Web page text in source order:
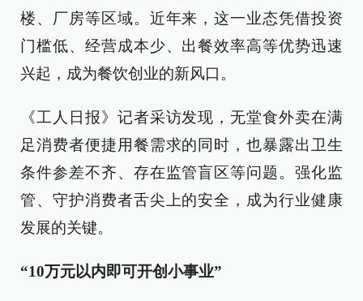
楼、厂房等区域。近年来，这一业态凭借投资
门槛低、经营成本少、出餐效率高等优势迅速
兴起，成为餐饮创业的新风口。
《工人日报》记者采访发现，无堂食外卖在满
足消费者便捷用餐需求的同时，也暴露出卫生
条件参差不齐、存在监管盲区等问题。强化监
管、守护消费者舌尖上的安全，成为行业健康
发展的关键。
“10万元以内即可开创小事业”